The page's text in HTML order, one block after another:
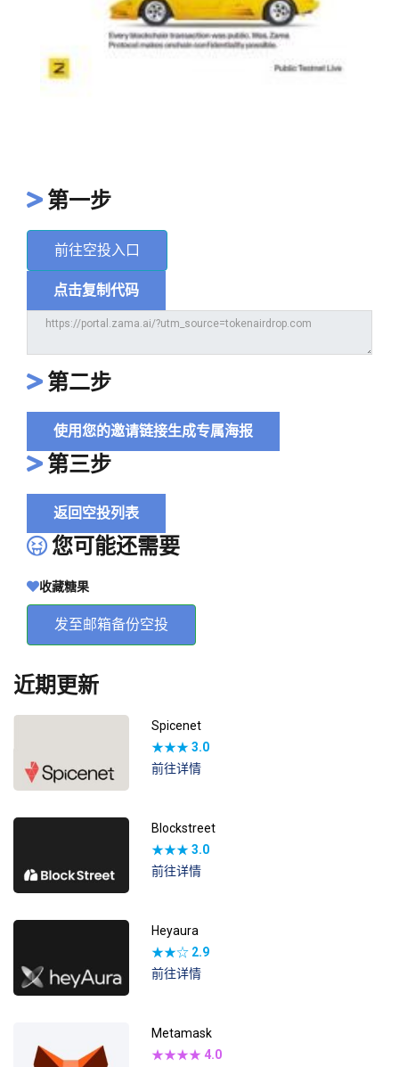
第一步
前往空投入口
点击复制代码
第二步
使用您的邀请链接生成专属海报
第三步
返回空投列表
您可能还需要
收藏糖果
发至邮箱备份空投
近期更新
Spicenet
★★★3.0
前往详情
Blockstreet
★★★3.0
前往详情
Heyaura
★★☆ 2.9
前往详情
Metamask
★★★★ 4.0